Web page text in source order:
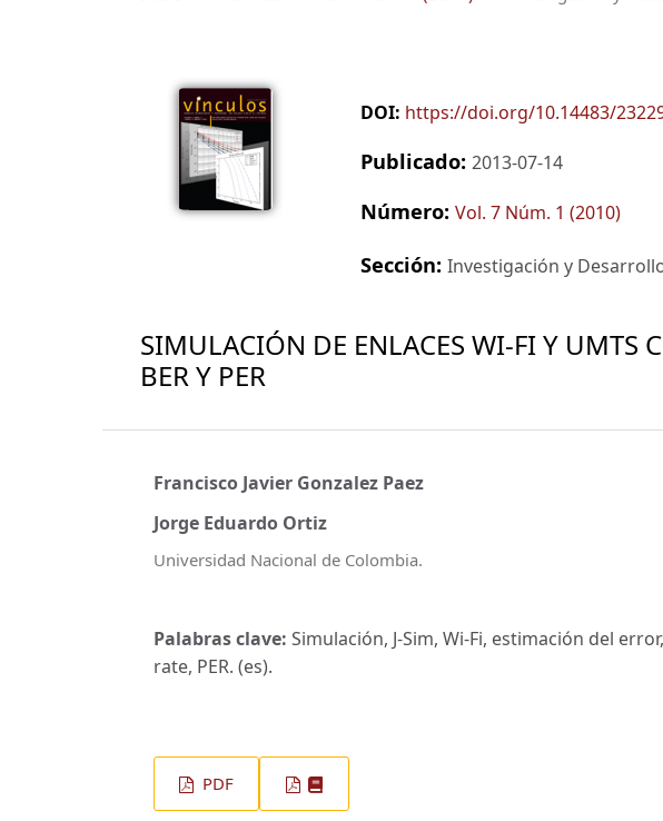
DOI: https://doi.org/10.14483/
Publicado: 2013-07-14
Número: Vol. 7 Núm. 1 (2010)
Sección: Investigación y
SIMULACIÓN DE ENLACES WI-FI Y UMTS
BER Y PER
Francisco Javier Gonzalez Paez
Jorge Eduardo Ortiz
Universidad Nacional de Colombia.
Palabras clave: Simulación, J-Sim, Wi-Fi, estimación del
rate, PER. (es).
PDF